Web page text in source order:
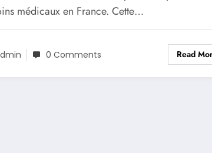
médicaux en France. Cette…
0 Comments Read